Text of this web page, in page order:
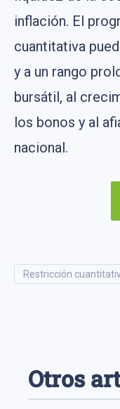
inflación. El
cuantitativa
y a un rango
bursátil, al
los bonos y al
nacional.
restricción
Otros